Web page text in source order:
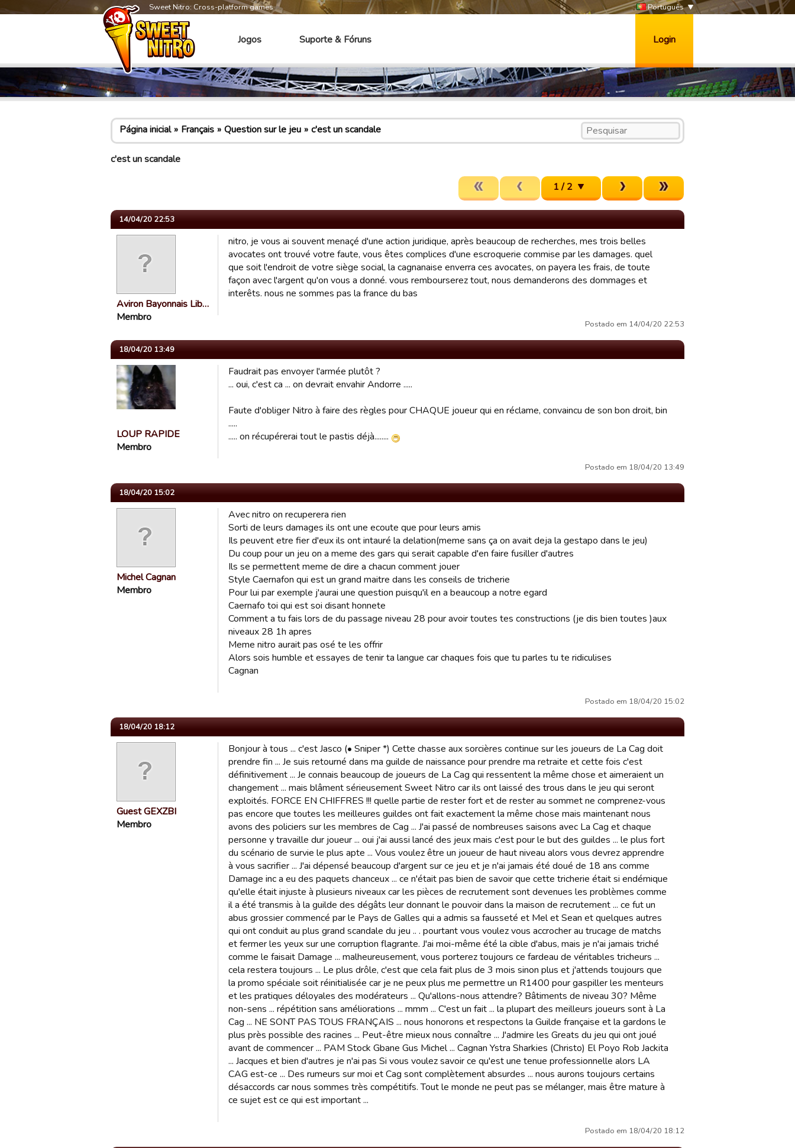
Sweet Nitro: Cross-platform games Português
Jogos Suporte & Fóruns Login
Página inicial Français Question sur le jeu c'est un scandale
c'est un scandale
1 / 2
14/04/20 22:53
Aviron Bayonnais Lib…
Membro
nitro, je vous ai souvent menaçé d'une action juridique, après beaucoup de recherches, mes trois belles
avocates ont trouvé votre faute, vous êtes complices d'une escroquerie commise par les damages. quel
que soit l'endroit de votre siège social, la cagnanaise enverra ces avocates, on payera les frais, de toute
façon avec l'argent qu'on vous a donné. vous rembourserez tout, nous demanderons des dommages et
interêts. nous ne sommes pas la france du bas
Postado em 14/04/20 22:53
18/04/20 13:49
LOUP RAPIDE
Membro
Faudrait pas envoyer l'armée plutôt ?
... oui, c'est ca ... on devrait envahir Andorre .....
Faute d'obliger Nitro à faire des règles pour CHAQUE joueur qui en réclame, convaincu de son bon droit, bin
.....
..... on récupérerai tout le pastis déjà........
Postado em 18/04/20 13:49
18/04/20 15:02
Michel Cagnan
Membro
Avec nitro on recuperera rien
Sorti de leurs damages ils ont une ecoute que pour leurs amis
Ils peuvent etre fier d'eux ils ont intauré la delation(meme sans ça on avait deja la gestapo dans le jeu)
Du coup pour un jeu on a meme des gars qui serait capable d'en faire fusiller d'autres
Ils se permettent meme de dire a chacun comment jouer
Style Caernafon qui est un grand maitre dans les conseils de tricherie
Pour lui par exemple j'aurai une question puisqu'il en a beaucoup a notre egard
Caernafo toi qui est soi disant honnete
Comment a tu fais lors de du passage niveau 28 pour avoir toutes tes constructions (je dis bien toutes )aux
niveaux 28 1h apres
Meme nitro aurait pas osé te les offrir
Alors sois humble et essayes de tenir ta langue car chaques fois que tu parles tu te ridiculises
Cagnan
Postado em 18/04/20 15:02
18/04/20 18:12
Guest GEXZBI
Membro
Bonjour à tous ... c'est Jasco (• Sniper *) Cette chasse aux sorcières continue sur les joueurs de La Cag doit
prendre fin ... Je suis retourné dans ma guilde de naissance pour prendre ma retraite et cette fois c'est
définitivement ... Je connais beaucoup de joueurs de La Cag qui ressentent la même chose et aimeraient un
changement ... mais blâment sérieusement Sweet Nitro car ils ont laissé des trous dans le jeu qui seront
exploités. FORCE EN CHIFFRES !!! quelle partie de rester fort et de rester au sommet ne comprenez-vous
pas encore que toutes les meilleures guildes ont fait exactement la même chose mais maintenant nous
avons des policiers sur les membres de Cag ... J'ai passé de nombreuses saisons avec La Cag et chaque
personne y travaille dur joueur ... oui j'ai aussi lancé des jeux mais c'est pour le but des guildes ... le plus fort
du scénario de survie le plus apte ... Vous voulez être un joueur de haut niveau alors vous devrez apprendre
à vous sacrifier ... J'ai dépensé beaucoup d'argent sur ce jeu et je n'ai jamais été doué de 18 ans comme
Damage inc a eu des paquets chanceux ... ce n'était pas bien de savoir que cette tricherie était si endémique
qu'elle était injuste à plusieurs niveaux car les pièces de recrutement sont devenues les problèmes comme
il a été transmis à la guilde des dégâts leur donnant le pouvoir dans la maison de recrutement ... ce fut un
abus grossier commencé par le Pays de Galles qui a admis sa fausseté et Mel et Sean et quelques autres
qui ont conduit au plus grand scandale du jeu .. . pourtant vous voulez vous accrocher au trucage de matchs
et fermer les yeux sur une corruption flagrante. J'ai moi-même été la cible d'abus, mais je n'ai jamais triché
comme le faisait Damage ... malheureusement, vous porterez toujours ce fardeau de véritables tricheurs ...
cela restera toujours ... Le plus drôle, c'est que cela fait plus de 3 mois sinon plus et j'attends toujours que
la promo spéciale soit réinitialisée car je ne peux plus me permettre un R1400 pour gaspiller les menteurs
et les pratiques déloyales des modérateurs ... Qu'allons-nous attendre? Bâtiments de niveau 30? Même
non-sens ... répétition sans améliorations ... mmm ... C'est un fait ... la plupart des meilleurs joueurs sont à La
Cag ... NE SONT PAS TOUS FRANÇAIS ... nous honorons et respectons la Guilde française et la gardons le
plus près possible des racines ... Peut-être mieux nous connaître ... J'admire les Greats du jeu qui ont joué
avant de commencer ... PAM Stock Gbane Gus Michel ... Cagnan Ystra Sharkies (Christo) El Poyo Rob Jackita
... Jacques et bien d'autres je n'ai pas Si vous voulez savoir ce qu'est une tenue professionnelle alors LA
CAG est-ce ... Des rumeurs sur moi et Cag sont complètement absurdes ... nous aurons toujours certains
désaccords car nous sommes très compétitifs. Tout le monde ne peut pas se mélanger, mais être mature à
ce sujet est ce qui est important ...
Postado em 18/04/20 18:12